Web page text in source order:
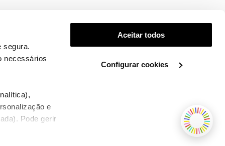
segura.
necessários
e
Pode gerir
Aceitar todos
Configurar cookies